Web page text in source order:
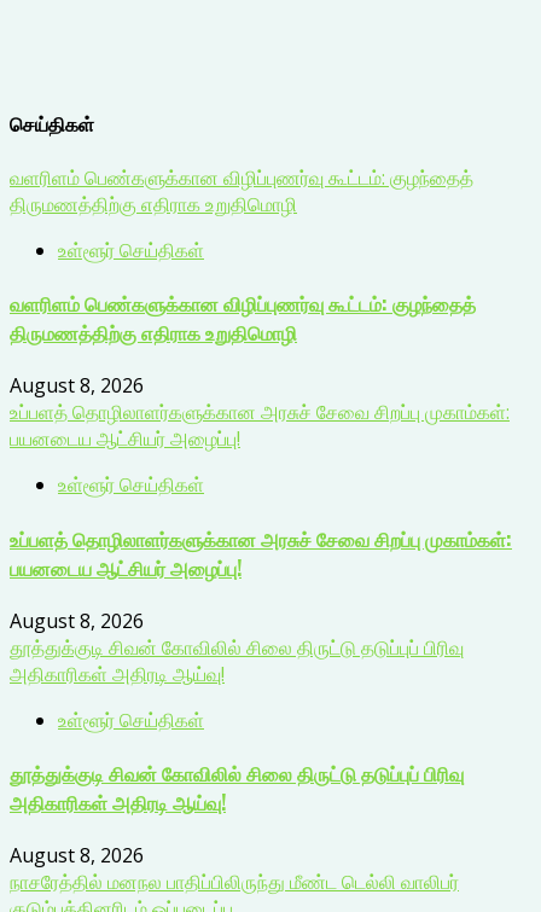
செய்திகள்
வளரிளம் பெண்களுக்கான விழிப்புணர்வு கூட்டம்: குழந்தைத்
திருமணத்திற்கு எதிராக உறுதிமொழி
உள்ளூர் செய்திகள்
வளரிளம் பெண்களுக்கான விழிப்புணர்வு கூட்டம்: குழந்தைத்
திருமணத்திற்கு எதிராக உறுதிமொழி
August 8, 2026
உப்பளத் தொழிலாளர்களுக்கான அரசுச் சேவை சிறப்பு முகாம்கள்:
பயனடைய ஆட்சியர் அழைப்பு!
உள்ளூர் செய்திகள்
உப்பளத் தொழிலாளர்களுக்கான அரசுச் சேவை சிறப்பு முகாம்கள்:
பயனடைய ஆட்சியர் அழைப்பு!
August 8, 2026
தூத்துக்குடி சிவன் கோவிலில் சிலை திருட்டு தடுப்புப் பிரிவு
அதிகாரிகள் அதிரடி ஆய்வு!
உள்ளூர் செய்திகள்
தூத்துக்குடி சிவன் கோவிலில் சிலை திருட்டு தடுப்புப் பிரிவு
அதிகாரிகள் அதிரடி ஆய்வு!
August 8, 2026
நாசரேத்தில் மனநல பாதிப்பிலிருந்து மீண்ட டெல்லி வாலிபர்